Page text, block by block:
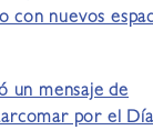
con nuevos
un mensaje de
por el Día